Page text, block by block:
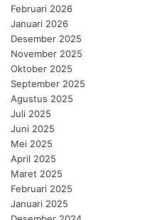
Februari 2026
Januari 2026
Desember 2025
November 2025
Oktober 2025
September 2025
Agustus 2025
Juli 2025
Juni 2025
Mei 2025
April 2025
Maret 2025
Februari 2025
Januari 2025